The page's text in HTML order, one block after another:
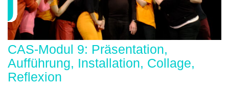
CAS-Modul 9: Präsentation,
Aufführung, Installation, Collage,
Reflexion